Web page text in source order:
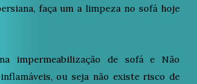
faça um a limpeza no sofá hoje
impermeabilização de sofá e Não
ou seja não existe risco de